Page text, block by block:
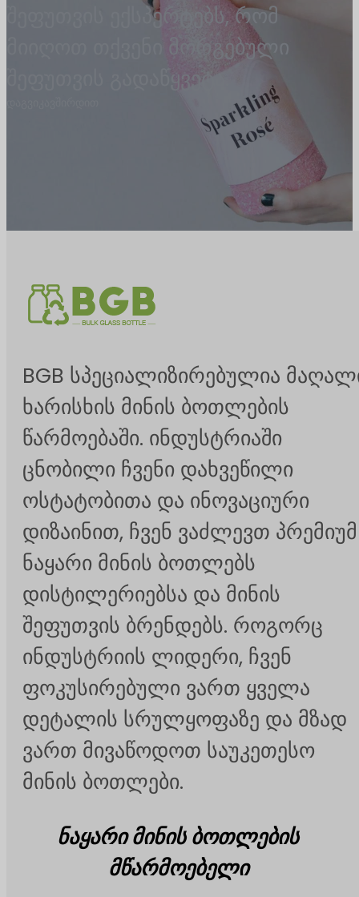
შეფუთვის ექსპერტებს, რომ
მიიღოთ თქვენი მორგებული
შეფუთვის გადაწყვეტა.
BGB სპეციალიზირებულია
ხარისხის მინის ბოთლების
წარმოებაში. ინდუსტრიაში
ცნობილი ჩვენი დახვეწილი
ოსტატობითა და ინოვაციური
დიზაინით, ჩვენ ვაძლევთ პრემიუმ
ნაყარი მინის ბოთლებს
დისტილერიებსა და მინის
შეფუთვის ბრენდებს. როგორც
ინდუსტრიის ლიდერი, ჩვენ
ფოკუსირებული ვართ ყველა
დეტალის სრულყოფაზე და მზად
ვართ მივაწოდოთ საუკეთესო
მინის ბოთლები.
ნაყარი მინის ბოთლების
მწარმოებელი